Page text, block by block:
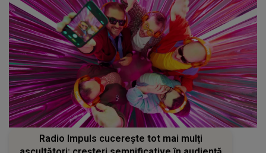
Radio Impuls cucerește tot mai mulți